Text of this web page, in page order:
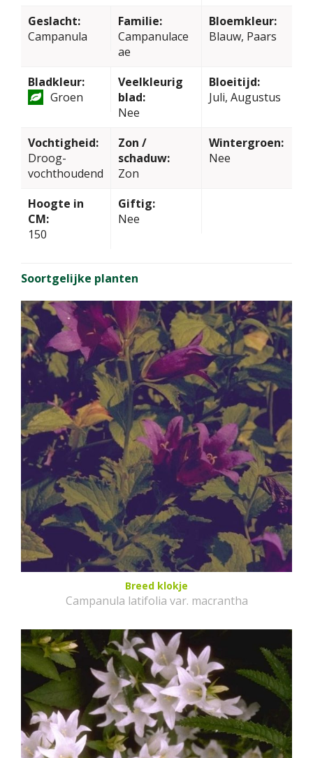
Geslacht:
Campanula
Familie:
Campanulace
ae
Bloemkleur:
Blauw, Paars
Bladkleur:
Groen
Veelkleurig
blad:
Nee
Bloeitijd:
Juli, Augustus
Vochtigheid:
Droog-
vochthoudend
Zon /
schaduw:
Zon
Wintergroen:
Nee
Hoogte in
CM:
150
Giftig:
Nee
Soortgelijke planten
Breed klokje
Campanula latifolia var. macrantha